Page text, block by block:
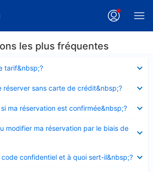
les plus fréquentes
tarif&nbsp;?
réserver sans carte de crédit&nbsp;?
ma réservation est confirmée&nbsp;?
modifier ma réservation par le biais de
code confidentiel et à quoi sert-il&nbsp;?